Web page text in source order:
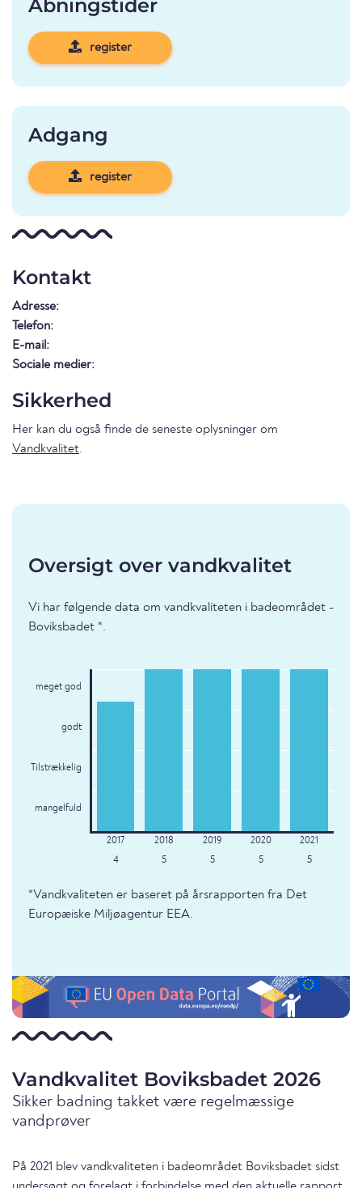
Åbningstider
register
Adgang
register
Kontakt
Adresse:
Telefon:
E-mail:
Sociale medier:
Sikkerhed
Her kan du også finde de seneste oplysninger om
Vandkvalitet.
Oversigt over vandkvalitet
Vi har følgende data om vandkvaliteten i badeområdet -
Boviksbadet *.
meget god
godt
Tilstrækkelig
mangelfuld
4 5 5 5 5
*Vandkvaliteten er baseret på årsrapporten fra Det
Europæiske Miljøagentur EEA.
Vandkvalitet Boviksbadet 2026
Sikker badning takket være regelmæssige
vandprøver
På 2021 blev vandkvaliteten i badeområdet Boviksbadet sidst